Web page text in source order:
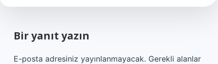
Bir yanıt yazın
E-posta adresiniz yayınlanmayacak. Gerekli alanlar